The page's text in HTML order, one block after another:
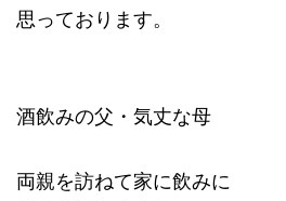
思っております。
酒飲みの父・気丈な母
両親を訪ねて家に飲みに